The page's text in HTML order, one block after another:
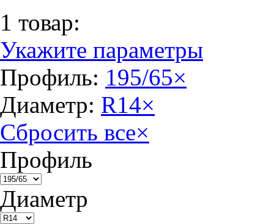
1 товар:
Укажите параметры
Профиль: 195/65×
Диаметр: R14×
Сбросить все×
Профиль
Диаметр